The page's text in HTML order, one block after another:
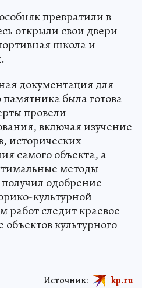
превратили в
открыли свои двери
школа и
документация для
памятника была готова
провели
включая изучение
исторических
самого объекта, а
методы
одобрение
культурной
работ следит краевое
культурного
Источник: kp.ru